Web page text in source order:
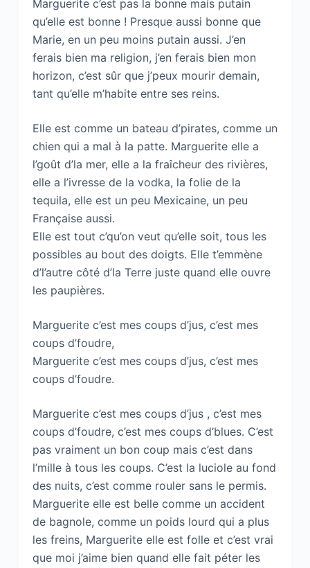
Marguerite c’est pas la bonne mais putain
qu’elle est bonne ! Presque aussi bonne que
Marie, en un peu moins putain aussi. J’en
ferais bien ma religion, j’en ferais bien mon
horizon, c’est sûr que j’peux mourir demain,
tant qu’elle m’habite entre ses reins.
Elle est comme un bateau d’pirates, comme un
chien qui a mal à la patte. Marguerite elle a
l’goût d’la mer, elle a la fraîcheur des rivières,
elle a l’ivresse de la vodka, la folie de la
tequila, elle est un peu Mexicaine, un peu
Française aussi.
Elle est tout c’qu’on veut qu’elle soit, tous les
possibles au bout des doigts. Elle t’emmène
d’l’autre côté d’la Terre juste quand elle ouvre
les paupières.
Marguerite c’est mes coups d’jus, c’est mes
coups d’foudre,
Marguerite c’est mes coups d’jus, c’est mes
coups d’foudre.
Marguerite c’est mes coups d’jus , c’est mes
coups d’foudre, c’est mes coups d’blues. C’est
pas vraiment un bon coup mais c’est dans
l’mille à tous les coups. C’est la luciole au fond
des nuits, c’est comme rouler sans le permis.
Marguerite elle est belle comme un accident
de bagnole, comme un poids lourd qui a plus
les freins, Marguerite elle est folle et c’est vrai
que moi j’aime bien quand elle fait péter les